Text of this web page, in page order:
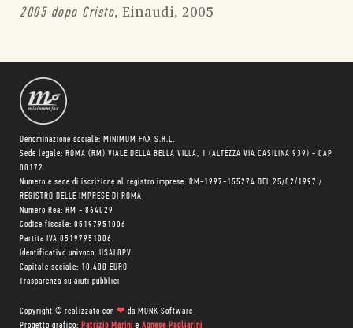
2005 dopo Cristo, Einaudi, 2005
Denominazione sociale: MINIMUM FAX S.R.L.
Sede legale: ROMA (RM) VIALE DELLA BELLA VILLA, 1 (ALTEZZA VIA CASILINA 939) - CAP
00172
Numero e sede di iscrizione al registro imprese: RM-1997-155274 DEL 25/02/1997 /
REGISTRO DELLE IMPRESE DI ROMA
Numero Rea: RM - 864029
Codice fiscale: 05197951006
Partita IVA 05197951006
Identificativo univoco: USAL8PV
Capitale sociale: 10.400 EURO
Trasparenza su aiuti pubblici
Copyright © realizzato con ❤ da MONK Software
Progetto grafico: Patrizio Marini e Agnese Pagliarini